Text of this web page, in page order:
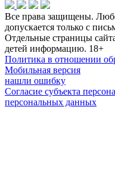
Все права защищены.
допускается только с
Отдельные страницы
детей информацию. 18+
Политика в отношении
Мобильная версия
нашли ошибку
Согласие субъекта
персональных данных